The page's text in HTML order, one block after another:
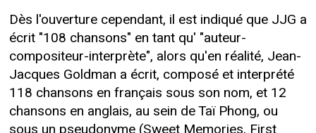
Dès l'ouverture cependant, il est indiqué que JJG a
écrit "108 chansons" en tant qu' "auteur-
compositeur-interprète", alors qu'en réalité, Jean-
Jacques Goldman a écrit, composé et interprété
118 chansons en français sous son nom, et 12
chansons en anglais, au sein de Taï Phong, ou